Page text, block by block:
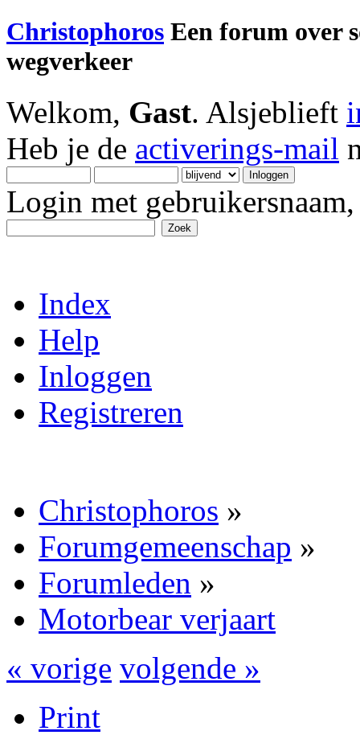
Christophoros Een forum over
wegverkeer
Welkom, Gast. Alsjeblieft
Heb je de activerings-mail
Login met
Index
Help
Inloggen
Registreren
Christophoros »
Forumgemeenschap »
Forumleden »
Motorbear verjaart
« vorige volgende »
Print